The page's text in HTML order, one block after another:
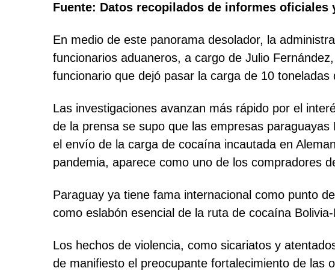
Fuente: Datos recopilados de informes oficiales
En medio de este panorama desolador, la
funcionarios aduaneros, a cargo de Julio
funcionario que dejó pasar la carga de 10
Las investigaciones avanzan más rápido por el
de la prensa se supo que las empresas
el envío de la carga de cocaína incautada en
pandemia, aparece como uno de los compradores
Paraguay ya tiene fama internacional como punto
como eslabón esencial de la ruta de cocaína
Los hechos de violencia, como sicariatos y
de manifiesto el preocupante fortalecimiento de las